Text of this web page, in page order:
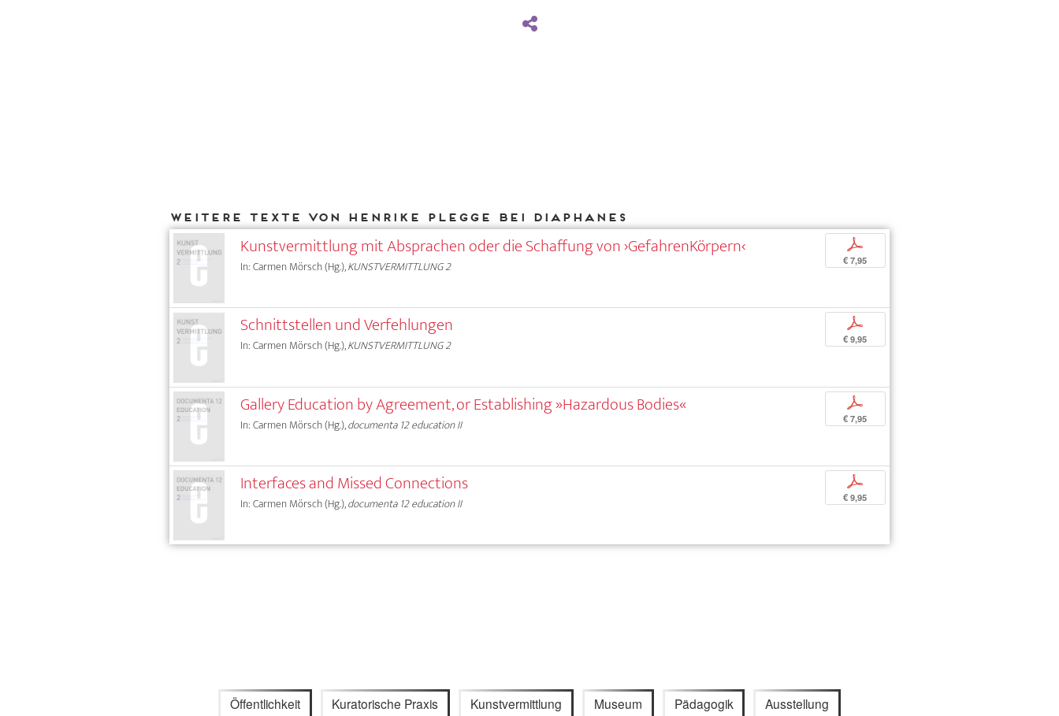
Weitere Texte von Henrike Plegge bei DIAPHANES
Kunstvermittlung mit Absprachen oder die Schaffung von ›GefahrenKörpern‹
In: Carmen Mörsch (Hg.),KUNSTVERMITTLUNG 2
p
€ 7,95
Schnittstellen und Verfehlungen
In: Carmen Mörsch (Hg.),KUNSTVERMITTLUNG 2
p
€ 9,95
Gallery Education by Agreement, or Establishing »Hazardous Bodies«
In: Carmen Mörsch (Hg.),documenta 12 education II
p
€ 7,95
Interfaces and Missed Connections
In: Carmen Mörsch (Hg.),documenta 12 education II
p
€ 9,95
Öffentlichkeit Kuratorische Praxis Kunstvermittlung Museum Pädagogik Ausstellung